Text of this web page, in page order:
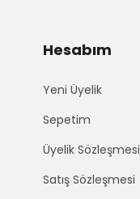
Hesabım
Yeni Üyelik
Sepetim
Üyelik Sözleşmesi
Satış Sözleşmesi